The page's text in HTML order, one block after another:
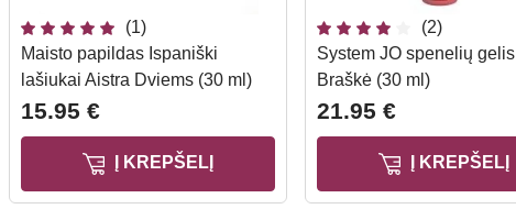
(1)
Maisto papildas Ispaniški
lašiukai Aistra Dviems (30 ml)
15.95 €
Į KREPŠELĮ
(2)
System JO spenelių gelis
Braškė (30 ml)
21.95 €
Į KREPŠELĮ